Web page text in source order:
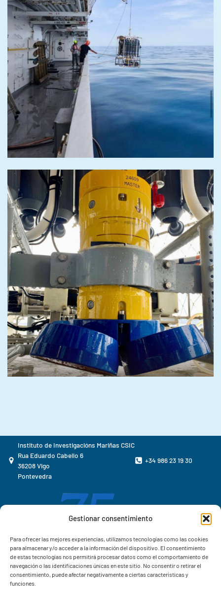
Gestionar consentimiento
Para ofrecer las mejores experiencias, utilizamos tecnologías como las cookies
para almacenar y/o acceder a la información del dispositivo. El consentimiento
de estas tecnologías nos permitirá procesar datos como el comportamiento de
navegación o las identificaciones únicas en este sitio. No consentir o retirar el
consentimiento, puede afectar negativamente a ciertas características y
funciones.
Instituto de Investigacións Mariñas CSIC
Rua Eduardo Cabello 6
36208 Vigo
Pontevedra
+34 986 23 19 30